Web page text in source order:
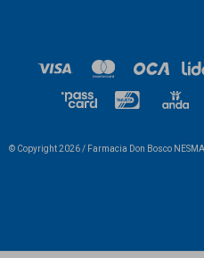
© Copyright 2026 / Farmacia Don Bosco